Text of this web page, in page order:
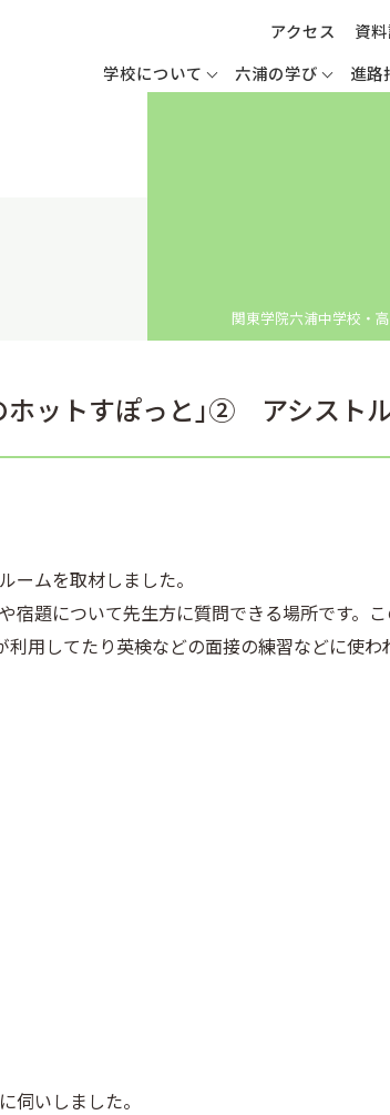
学校について 六浦の学び 進路
アクセス 資
関東学院六浦中学校・
ホットすぽっと｣② アシスト
ームを取材しました。
宿題について先生方に質問できる場所です。
用してたり英検などの面接の練習などに使わ
伺いしました。